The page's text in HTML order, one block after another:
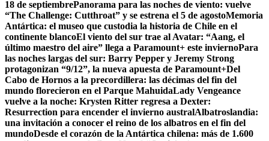
18 de septiembrePanorama para las noches de viento: vuelve
“The Challenge: Cutthroat” y se estrena el 5 de agostoMemoria
Antártica: el museo que custodia la historia de Chile en el
continente blancoEl viento del sur trae al Avatar: “Aang, el
último maestro del aire” llega a Paramount+ este inviernoPara
las noches largas del sur: Barry Pepper y Jeremy Strong
protagonizan “9/12”, la nueva apuesta de Paramount+Del
Cabo de Hornos a la precordillera: las décimas del fin del
mundo florecieron en el Parque MahuidaLady Vengeance
vuelve a la noche: Krysten Ritter regresa a Dexter:
Resurrection para encender el invierno australAlbatroslandia:
una invitación a conocer el reino de los albatros en el fin del
mundoDesde el corazón de la Antártica chilena: más de 1.600